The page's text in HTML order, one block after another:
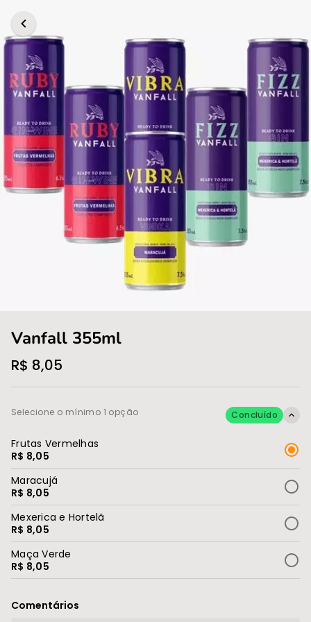
Vanfall 355ml
R$ 8,05
Selecione o mínimo 1 opção Concluído
Frutas Vermelhas
R$ 8,05
Maracujá
R$ 8,05
Mexerica e Hortelã
R$ 8,05
Maça Verde
R$ 8,05
Comentários